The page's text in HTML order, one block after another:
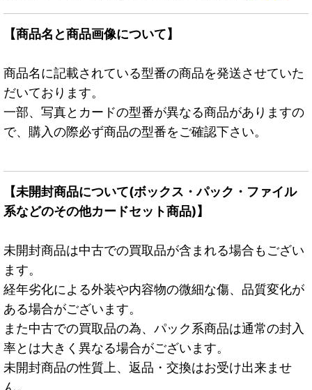
【商品名と商品画像について】
商品名に記載されている型番の商品を発送させていた
だいております。
一部、写真とカードの型番が異なる商品がありますの
で、購入の際必ず商品の型番をご確認下さい。
【未開封商品について(ボックス・パック・ファイル
系などのその他カードセット商品)】
未開封商品は中古での買取品が含まれる場合もござい
ます。
経年劣化による外装や内容物の微細な傷、品質変化が
ある場合がございます。
また中古での買取品の為、パック系商品は通常の封入
率とは大きく異なる場合がございます。
未開封商品の性質上、返品・交換はお受け出来ませ
ん。